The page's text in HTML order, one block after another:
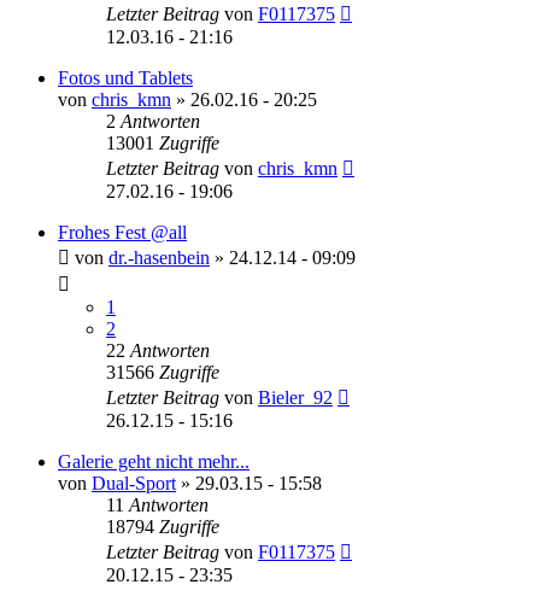
Letzter Beitrag von F0117375
12.03.16 - 21:16
Fotos und Tablets
von chris_kmn » 26.02.16 - 20:25
2 Antworten
13001 Zugriffe
Letzter Beitrag von chris_kmn
27.02.16 - 19:06
Frohes Fest @all
von dr.-hasenbein » 24.12.14 - 09:09
1
2
22 Antworten
31566 Zugriffe
Letzter Beitrag von Bieler_92
26.12.15 - 15:16
Galerie geht nicht mehr...
von Dual-Sport » 29.03.15 - 15:58
11 Antworten
18794 Zugriffe
Letzter Beitrag von F0117375
20.12.15 - 23:35